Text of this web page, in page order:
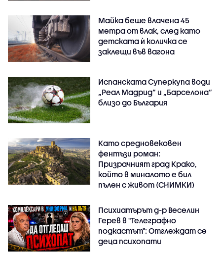
Майка беше влачена 45
метра от влак, след като
детската ѝ количка се
заклещи във вагона
Испанската Суперкупа води
„Реал Мадрид“ и „Барселона“
близо до България
Като средновековен
фентъзи роман:
Призрачният град Крако,
който в миналото е бил
пълен с живот (СНИМКИ)
Психиатърът д-р Веселин
Герев в "Телеграфно
подкастът": Отглеждат се
деца психопати